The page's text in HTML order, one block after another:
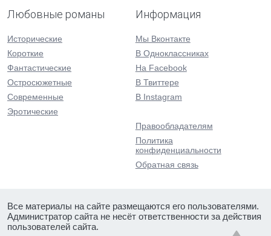
Любовные романы
Исторические
Короткие
Фантастические
Остросюжетные
Современные
Эротические
Информация
Мы Вконтакте
В Одноклассниках
На Facebook
В Твиттере
В Instagram
Правообладателям
Политика
конфиденциальности
Обратная связь
Все материалы на сайте размещаются его пользователями.
Администратор сайта не несёт ответственности за действия
пользователей сайта.